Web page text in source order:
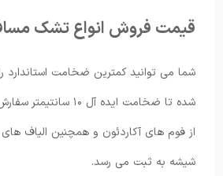
قیمت فروش انواع تشک
شما می توانید کمترین ضخامت استاندارد
شده تا ضخامت ایده آل
از فوم های آکاردئون و همچنین الیاف
شیشه به ثبت می ‌رسد.